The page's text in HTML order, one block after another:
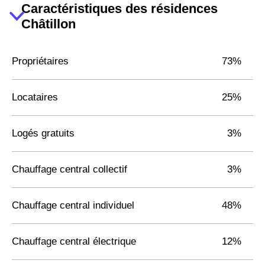
Caractéristiques des résidences
Châtillon
Propriétaires 73%
Locataires 25%
Logés gratuits 3%
Chauffage central collectif 3%
Chauffage central individuel 48%
Chauffage central électrique 12%